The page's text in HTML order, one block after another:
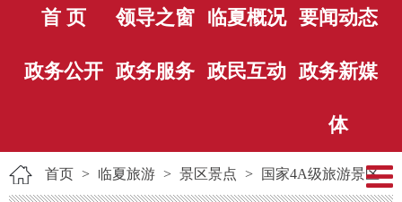
首 页 领导之窗 临夏概况 要闻动态
政务公开 政务服务 政民互动 政务新媒
体
首页 > 临夏旅游 > 景区景点 > 国家4A级旅游景区